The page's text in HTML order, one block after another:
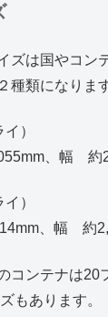
ズは国やコン
種類になります
）
、幅
）
、幅 約
コンテナは20
もあります。